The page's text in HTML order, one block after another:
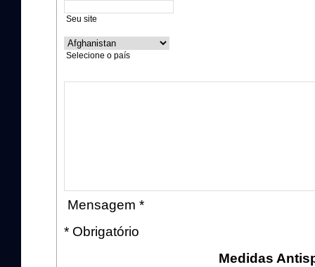
Seu site
Selecione o país
Mensagem *
* Obrigatório
Medidas